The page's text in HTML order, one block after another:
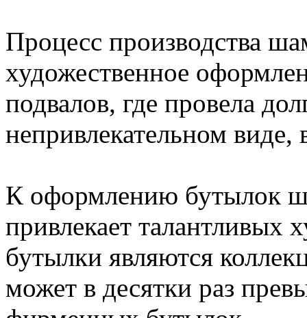
Процесс производства
художественное
подвалов, где провела
непривлекательном
К оформлению бутылок
привлекает талантливых
бутылки являются
может в десятки раз